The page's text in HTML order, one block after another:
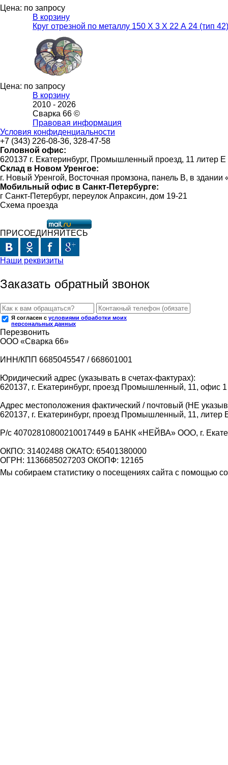
Цена: по запросу
В корзину
Круг отрезной по металлу 150 Х 3 Х 22 А 24 (тип
Цена: по запросу
В корзину
2010 - 2026
Сварка 66 ©
Правовая информация
Условия конфиденциальности
+7 (343) 226-08-36, 328-47-58
Головной офис:
620137 г. Екатеринбург, Промышленный проезд, 11 литер Е
Склад в Новом Уренгое:
г. Новый Уренгой, Восточная промзона, панель В, в
Мобильный офис в Санкт-Петербурге:
г Санкт-Петербург, переулок Апраксин, дом 19-21
Схема проезда
ПРИСОЕДИНЯЙТЕСЬ
Наши реквизиты
Заказать обратный звонок
Я согласен с условиями обработки моих
персональных данных
Перезвонить
ООО «Сварка 66»
ИНН/КПП 6685045547 / 668601001
Юридический адрес (указывать в счетах-фактурах):
620137, г. Екатеринбург, проезд Промышленный, 11, офис 1
Адрес местоположения фактический / почтовый (НЕ
620137, г. Екатеринбург, проезд Промышленный, 11, литер
Р/с 40702810800210017449 в БАНК «НЕЙВА» ООО, г.
ОКПО: 31402488 ОКАТО: 65401380000
ОГРН: 1136685027203 ОКОПФ: 12165
Мы собираем статистику о посещениях сайта с помощью